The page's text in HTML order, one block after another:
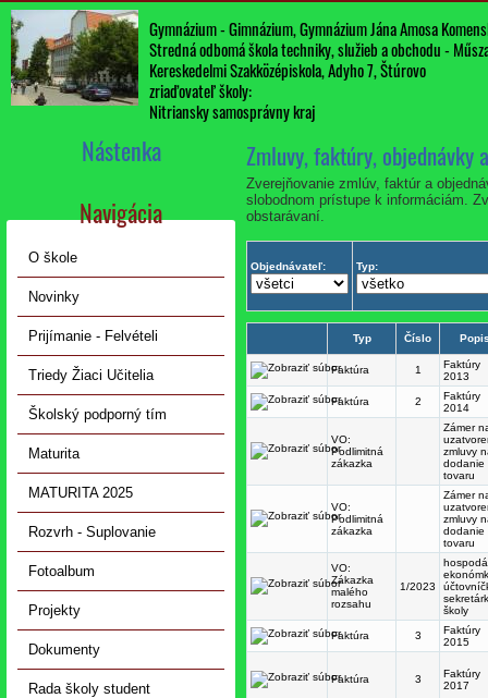
Gymnázium - Gimnázium, Gymnázium Jána Amosa
Stredná odbomá škola techniky, služieb a obchodu -
Kereskedelmi Szakközépiskola, Adyho 7, Štúrovo
zriaďovateľ školy:
Nitriansky samosprávny kraj
Nástenka
Navigácia
O škole
Novinky
Prijímanie - Felvételi
Triedy Žiaci Učitelia
Školský podporný tím
Maturita
MATURITA 2025
Rozvrh - Suplovanie
Fotoalbum
Projekty
Dokumenty
Rada školy student
Zmluvy, faktúry, objednávky
Zverejňovanie zmlúv, faktúr a
slobodnom prístupe k informáciám.
obstarávaní.
Objednávateľ: Typ:
Typ Číslo
Faktúra 1
Faktúry
2013
Faktúra 2
Faktúry
2014
VO:
Podlimitná
zákazka
Zámer
zmluvy
dodanie
tovaru
VO:
Podlimitná
zákazka
Zámer
zmluvy
dodanie
tovaru
VO:
Zákazka
malého
rozsahu
1/2023
školy
Faktúra 3
Faktúry
2015
Faktúra 3
Faktúry
2017